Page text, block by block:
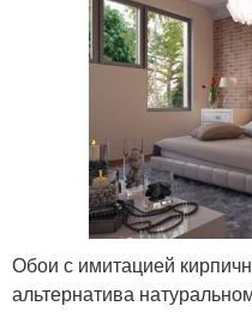
Обои с имитацией
альтернатива